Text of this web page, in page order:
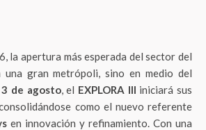
la apertura más esperada del sector del
gran metrópoli, sino en medio del
3 de agosto, el EXPLORA III iniciará sus
como el nuevo referente
en innovación y refinamiento. Con una